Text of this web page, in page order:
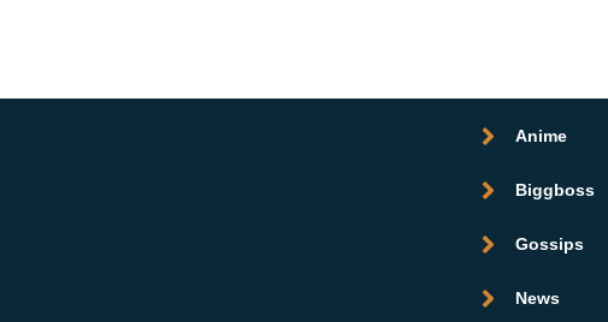
Anime
Biggboss
Gossips
News